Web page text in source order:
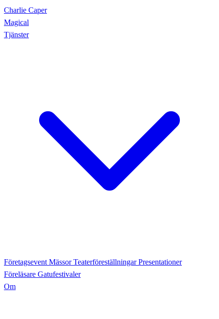
Charlie Caper
Magical
Tjänster
Företagsevent MässorTeaterföreställningarPresentationer
Föreläsare Gatufestivaler
Om